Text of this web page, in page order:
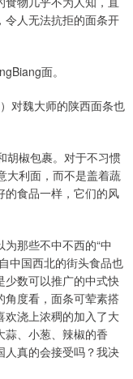
令人无法抗拒的面条开
面。
对魏大师的陕西面条也
胡椒包裹。对于不习惯
大利面，而不是盖着蔬
的食品一样，它们的风
那些不中不西的“中
中国西北的街头食品也
少数可以推广的中式快
度看，面条可荤素搭
欢浇上浓稠的加入了大
蒜、小葱、辣椒的香
人真的会接受吗？我决